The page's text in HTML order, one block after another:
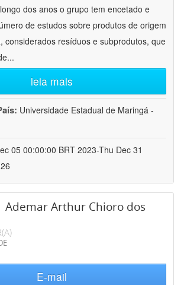
dos anos o grupo tem encetado e
de estudos sobre produtos de origem
considerados resíduos e subprodutos, que
...
leia mais
Universidade Estadual de Maringá -
05 00:00:00 BRT 2023-Thu Dec 31
Ademar Arthur Chioro dos
E-mail